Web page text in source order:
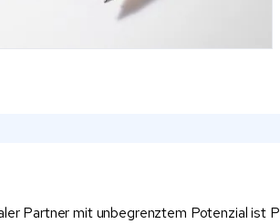
Partner mit unbegrenztem Potenzial ist